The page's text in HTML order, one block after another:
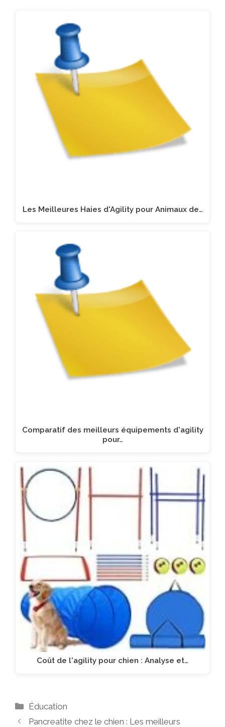
Les Meilleures Haies d'Agility pour Animaux de…
Comparatif des meilleurs équipements d'agility
pour…
Coût de l'agility pour chien : Analyse et…
Catégories
Éducation
Pancreatite chez le chien : Les meilleurs